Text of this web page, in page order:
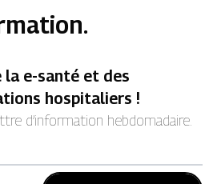
la e-santé et des
hospitaliers !
d’information hebdomadaire.